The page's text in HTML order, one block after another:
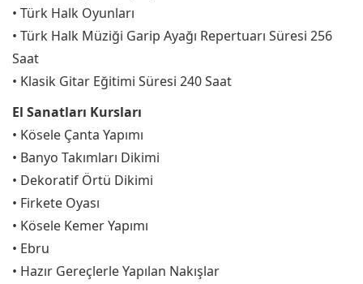
• Türk Halk Oyunları
• Türk Halk Müziği Garip Ayağı Repertuarı Süresi 256
Saat
• Klasik Gitar Eğitimi Süresi 240 Saat
El Sanatları Kursları
• Kösele Çanta Yapımı
• Banyo Takımları Dikimi
• Dekoratif Örtü Dikimi
• Firkete Oyası
• Kösele Kemer Yapımı
• Ebru
• Hazır Gereçlerle Yapılan Nakışlar